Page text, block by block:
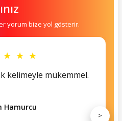
yorum bize yol gösterir.
★ ★ ★
kelimeyle mükemmel.
Hamurcu
>